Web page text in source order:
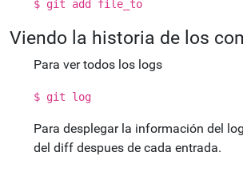
$ git add file_to
Viendo la historia de los
Para ver todos los logs
$ git log
Para desplegar la información del
del diff despues de cada entrada.